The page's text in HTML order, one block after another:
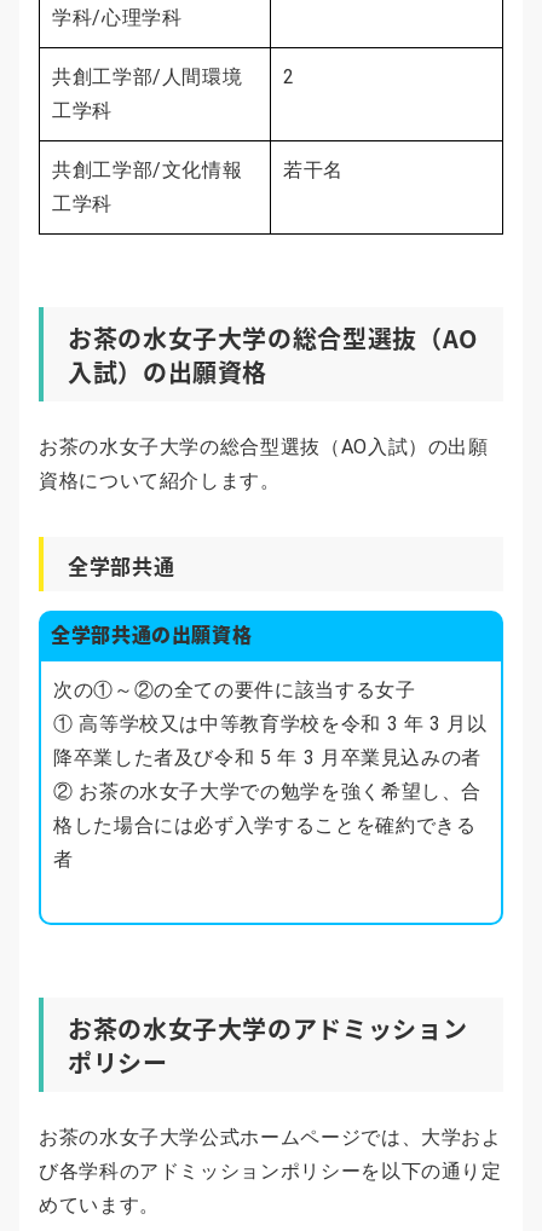
学科/心理学科
共創工学部/人間環境
工学科
2
共創工学部/文化情報
工学科
若干名
お茶の水女子大学の総合型選抜（AO
入試）の出願資格
お茶の水女子大学の総合型選抜（AO入試）の出願
資格について紹介します。
全学部共通
全学部共通の出願資格
次の①～②の全ての要件に該当する女子
① 高等学校又は中等教育学校を令和 3 年 3 月以
降卒業した者及び令和 5 年 3 月卒業見込みの者
② お茶の水女子大学での勉学を強く希望し、合
格した場合には必ず入学することを確約できる
者
お茶の水女子大学のアドミッション
ポリシー
お茶の水女子大学公式ホームページでは、大学およ
び各学科のアドミッションポリシーを以下の通り定
めています。